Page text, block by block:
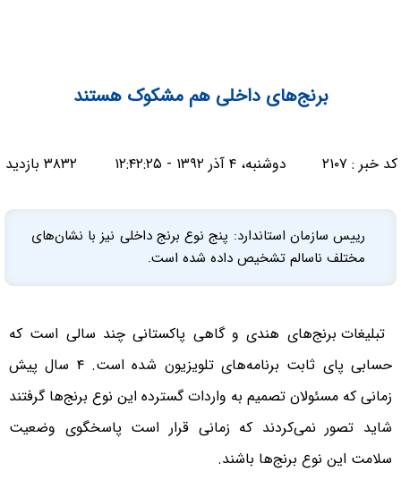
برنج‌های داخلی هم مشکوک هستند
کد خبر : ۲۱۰۷ دوشنبه، ۴ آذر ۱۳۹۲ - ۱۲:۴۲:۲۵ ۳۸۳۲ بازدید
رییس سازمان استاندارد: پنج نوع برنج داخلی نیز با نشان‌های
مختلف ناسالم تشخیص داده شده است.
تبلیغات برنج‌های هندی و گاهی پاکستانی چند سالی است که
حسابی پای ثابت برنامه‌های تلویزیون شده است. ۴ سال پیش
زمانی که مسئولان تصمیم به واردات گسترده این نوع برنج‌ها گرفتند
شاید تصور نمی‌کردند که زمانی قرار است پاسخگوی وضعیت
سلامت این نوع برنج‌ها باشند.